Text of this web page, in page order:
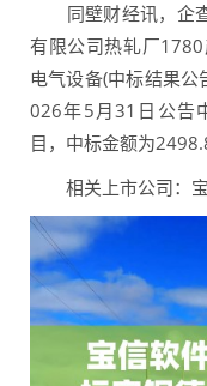
同壁财经讯，企查
有限公司热轧厂
电气设备(中标结果
026年5月31日公告
目，中标金额为
相关上市公司：宝